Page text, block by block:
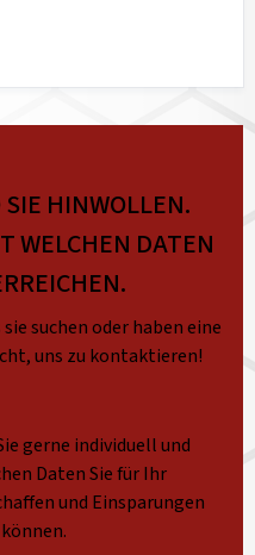
HINWOLLEN.
WELCHEN DATEN
suchen oder haben eine
uns zu kontaktieren!
gerne individuell und
Daten Sie für Ihr
und Einsparungen